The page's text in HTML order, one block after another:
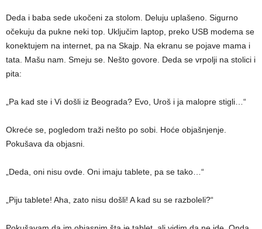
Deda i baba sede ukočeni za stolom. Deluju uplašeno. Sigurno
očekuju da pukne neki top. Uklјučim laptop, preko USB modema se
konektujem na internet, pa na Skajp. Na ekranu se pojave mama i
tata. Mašu nam. Smeju se. Nešto govore. Deda se vrpolјi na stolici i
pita:
„Pa kad ste i Vi došli iz Beograda? Evo, Uroš i ja malopre stigli…“
Okreće se, pogledom traži nešto po sobi. Hoće objašnjenje.
Pokušava da objasni.
„Deda, oni nisu ovde. Oni imaju tablete, pa se tako…“
„Piju tablete! Aha, zato nisu došli! A kad su se razboleli?“